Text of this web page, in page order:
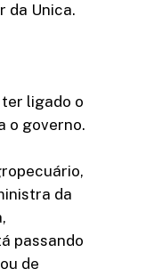
da Unica.
ligado o
o governo.
da
passando
de